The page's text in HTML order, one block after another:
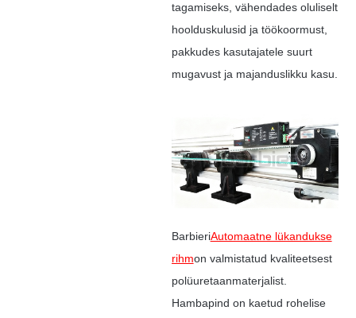
tagamiseks, vähendades oluliselt
hoolduskulusid ja töökoormust,
pakkudes kasutajatele suurt
mugavust ja majanduslikku kasu.
BarbieriAutomaatne lükandukse
rihmon valmistatud kvaliteetsest
polüuretaanmaterjalist.
Hambapind on kaetud rohelise